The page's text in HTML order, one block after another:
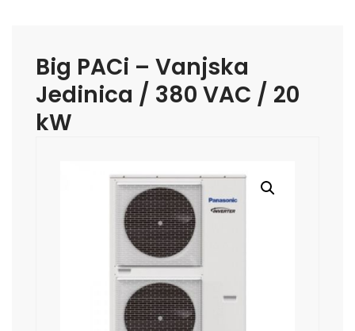
Big PACi – Vanjska
Jedinica / 380 VAC / 20
kW